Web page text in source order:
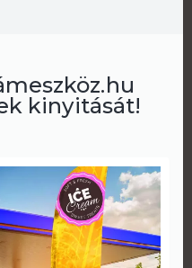
kinyitását!